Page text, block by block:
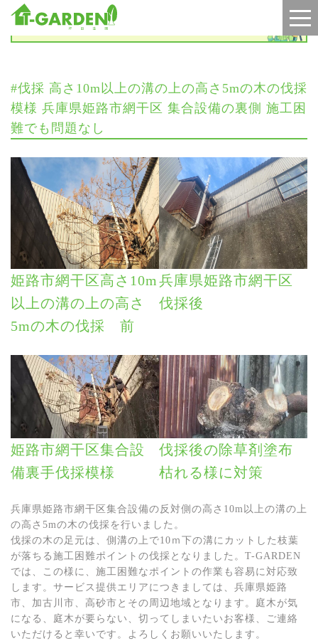
施工実績
#伐採 高さ10m以上の溝の上の高さ5mの木の伐採
模様 兵庫県姫路市網干区 集合設備の裏側 施工困
難でも問題なし
姫路市網干区高さ10m
以上の溝の上の高さ
5mの木の伐採 前
兵庫県姫路市網干区
伐採後
姫路市網干区集合設
備裏手伐採模様
伐採後の除草剤塗布
枯れる様に対策
兵庫県姫路市網干区集合設備の反対側の高さ10m以上の溝の上
の高さ5mの木の伐採を行いました。
伐採の木の足元は、側溝の上で10ｍ下の溝にカットした枝葉
が落ちる施工困難ポイントの伐採となりました。T-GARDEN
では、この様に、施工困難なポイントの作業も容易に対応致
します。サービス提供エリアにつきましては、兵庫県姫路
市、加古川市、高砂市とその周辺地域となります。庭木が気
になる、庭木が要らない、切ってしまいたいお客様、ご連絡
いただけると幸いです。よろしくお願いいたします。